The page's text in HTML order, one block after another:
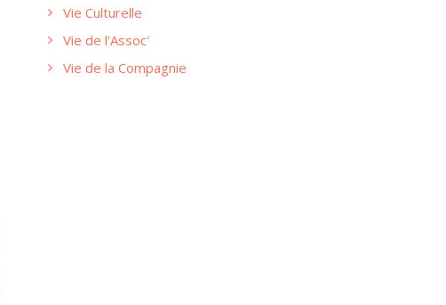
Vie Culturelle
Vie de l'Assoc'
Vie de la Compagnie